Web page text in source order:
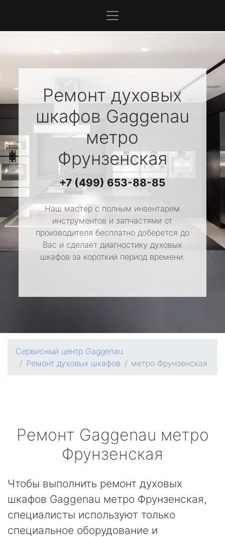
Ремонт духовых
шкафов Gaggenau
метро
Фрунзенская
+7 (499) 653-88-85
Наш мастер с полным инвентарем
инструментов и запчастями от
производителя бесплатно доберется до
Вас и сделает диагностику духовых
шкафов за короткий период времени.
Сервисный центр Gaggenau
Ремонт духовых шкафов
метро Фрунзенская
Ремонт Gaggenau метро
Фрунзенская
Чтобы выполнить ремонт духовых
шкафов Gaggenau метро Фрунзенская,
специалисты используют только
специальное оборудование и